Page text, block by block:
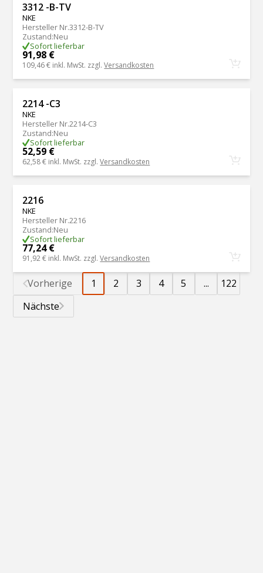
3312 -B-TV
NKE
Hersteller Nr.3312-B-TV
Zustand:Neu
Sofort lieferbar
91,98 €
109,46 € inkl. MwSt. zzgl.Versandkosten
2214 -C3
NKE
Hersteller Nr.2214-C3
Zustand:Neu
Sofort lieferbar
52,59 €
62,58 € inkl. MwSt. zzgl.Versandkosten
2216
NKE
Hersteller Nr.2216
Zustand:Neu
Sofort lieferbar
77,24 €
91,92 € inkl. MwSt. zzgl.Versandkosten
Vorherige 1 2 3 4 5 ...
122
Nächste